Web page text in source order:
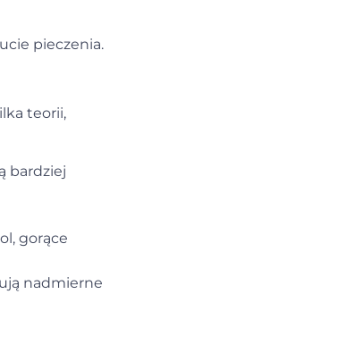
pieczenia.
teorii,
bardziej
gorące
nadmierne